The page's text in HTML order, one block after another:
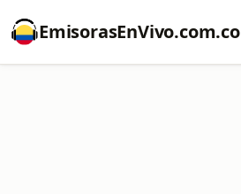
EmisorasEnVivo.com.co